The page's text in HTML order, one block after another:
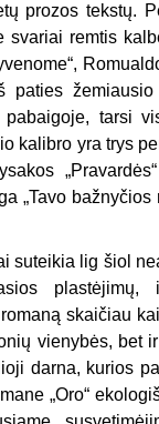
prozos tekstų.
svariai remtis
paties
tarsi
kalibro yra trys
„Tavo
suteikia lig šiol
plastėjimų,
skaičiau
vienybės, bet
darna, kurios
„Oro“